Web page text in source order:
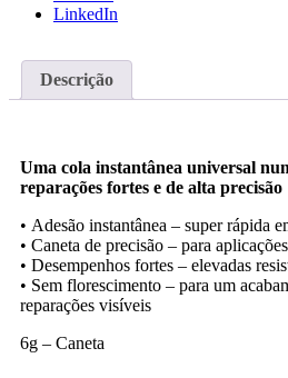
LinkedIn
Descrição
Uma cola instantânea universal
reparações fortes e de alta precisão
• Adesão instantânea – super rápida
• Caneta de precisão – para
• Desempenhos fortes – elevadas
• Sem florescimento – para um
reparações visíveis
6g – Caneta